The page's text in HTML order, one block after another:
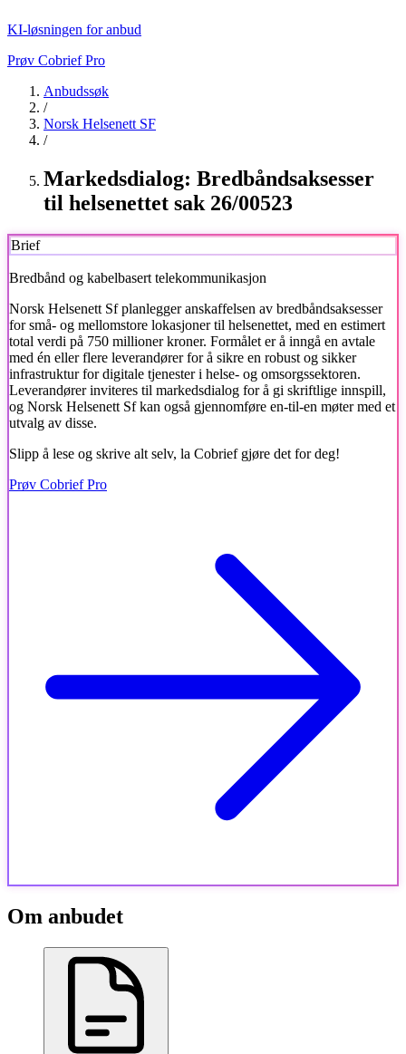
KI-løsningen for anbud
Prøv Cobrief Pro
Anbudssøk
/
Norsk Helsenett SF
/
Markedsdialog: Bredbåndsaksesser
til helsenettet sak 26/00523
Brief
Bredbånd og kabelbasert telekommunikasjon
Norsk Helsenett Sfplanlegger anskaffelsen av bredbåndsaksesser
for små- og mellomstore lokasjoner til helsenettet, med en estimert
total verdi på 750 millioner kroner. Formålet er å inngå en avtale
med én eller flere leverandører for å sikre en robust og sikker
infrastruktur for digitale tjenester i helse- og omsorgssektoren.
Leverandører inviteres til markedsdialog for å gi skriftlige innspill,
og Norsk Helsenett Sf kan også gjennomføre en-til-en møter med et
utvalg av disse.
Slipp å lese og skrive alt selv, la Cobrief gjøre det for deg!
Prøv Cobrief Pro
Om anbudet